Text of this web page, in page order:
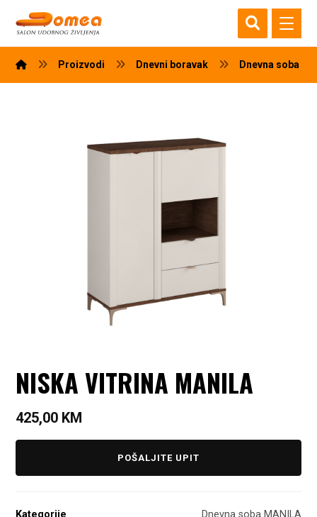
Proizvodi Dnevni boravak Dnevna soba
NISKA VITRINA MANILA
425,00 KM
POŠALJITE UPIT